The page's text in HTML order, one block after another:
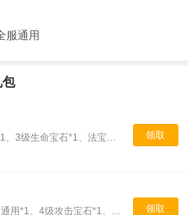
服通用
包
领取
礼包详情：3级攻击宝石*1、3级生命宝石*1、法宝进阶石*100、翅膀进阶羽*100
领取